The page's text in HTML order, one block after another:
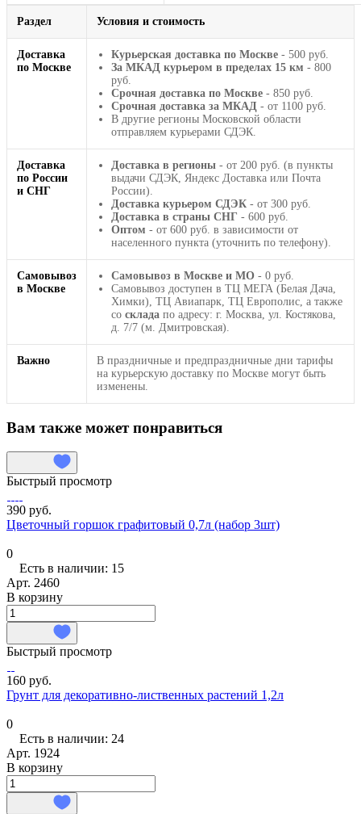
Раздел Условия и стоимость
Доставка
по Москве
Курьерская доставка по Москве - 500 руб.
За МКАД курьером в пределах 15 км - 800
руб.
Срочная доставка по Москве - 850 руб.
Срочная доставка за МКАД - от 1100 руб.
В другие регионы Московской области
отправляем курьерами СДЭК.
Доставка
по России
и СНГ
Доставка в регионы - от 200 руб. (в пункты
выдачи СДЭК, Яндекс Доставка или Почта
России).
Доставка курьером СДЭК - от 300 руб.
Доставка в страны СНГ - 600 руб.
Оптом - от 600 руб. в зависимости от
населенного пункта (уточнить по телефону).
Самовывоз
в Москве
Самовывоз в Москве и МО - 0 руб.
Самовывоз доступен в ТЦ МЕГА (Белая Дача,
Химки), ТЦ Авиапарк, ТЦ Европолис, а также
со склада по адресу: г. Москва, ул. Костякова,
д. 7/7 (м. Дмитровская).
Важно
В праздничные и предпраздничные дни тарифы
на курьерскую доставку по Москве могут быть
изменены.
Вам также может понравиться
Быстрый просмотр
390 руб.
Цветочный горшок графитовый 0,7л (набор 3шт)
0
Есть в наличии: 15
Арт. 2460
В корзину
Быстрый просмотр
160 руб.
Грунт для декоративно-лиственных растений 1,2л
0
Есть в наличии: 24
Арт. 1924
В корзину